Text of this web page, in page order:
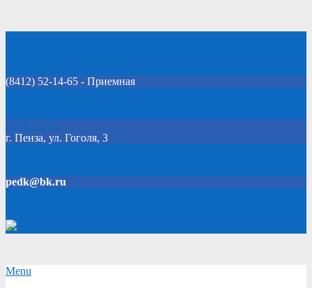
(8412) 52-14-65 - Приемная
Click Here
г. Пенза, ул. Гоголя, 3
pedk@bk.ru
Secondary
Menu